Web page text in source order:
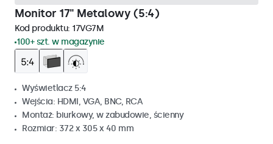
Monitor 17" Metalowy (5:4)
Kod produktu: 17VG7M
100+ szt. w magazynie
Wyświetlacz 5:4
Wejścia: HDMI, VGA, BNC, RCA
Montaż: biurkowy, w zabudowie, ścienny
Rozmiar: 372 x 305 x 40 mm